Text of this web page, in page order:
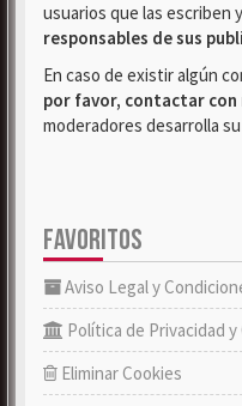
usuarios que las escriben y
responsables de sus
En caso de existir algún
por favor, contactar
moderadores desarrolla
FAVORITOS
Aviso Legal y
Política de Privacidad y
Eliminar Cookies